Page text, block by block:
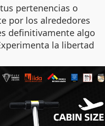
pertenencias o
por los alrededores
definitivamente algo
la libertad